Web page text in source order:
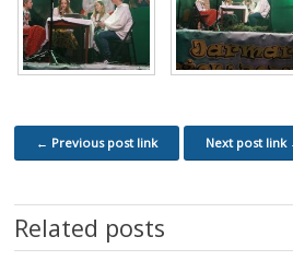
Post navigation
← Previous post link Next post link
Related posts